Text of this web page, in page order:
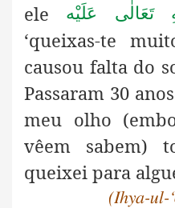
ele
تَعَالٰی عَلَيْه
‘queixas-te
causou falta do
Passaram 30
meu olho
vêem sabem)
queixei para
(Ihya-ul-